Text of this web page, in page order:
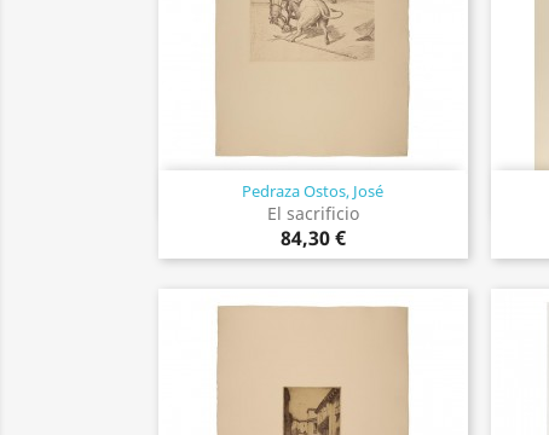
Pedraza Ostos, José
El sacrificio
84,30 €
Vista rápida